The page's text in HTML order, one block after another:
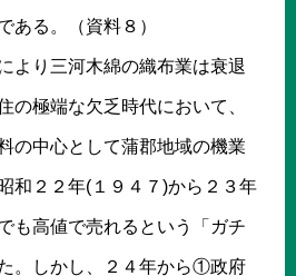
ある。（資料８）
より三河木綿の織布業は衰退
の極端な欠乏時代において、
の中心として蒲郡地域の機業
和２２年(１９４７)から２３年
も高値で売れるという「ガチ
。しかし、２４年から①政府